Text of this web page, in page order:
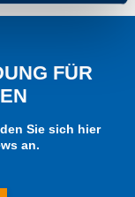
FÜR
Sie sich hier
an.